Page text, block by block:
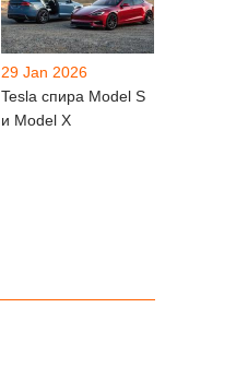
29 Jan 2026
Tesla спира Model S
и Model X